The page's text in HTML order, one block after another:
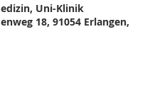
Uni-Klinik
18, 91054 Erlangen,